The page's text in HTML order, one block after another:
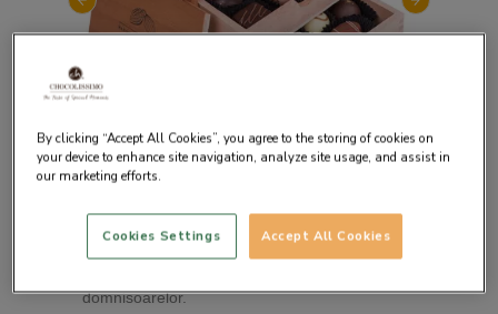
domnisoarelor.
By clicking “Accept All Cookies”, you agree to the storing of cookies on
your device to enhance site navigation, analyze site usage, and assist in
our marketing efforts.
Accept All Cookies
Cookies Settings